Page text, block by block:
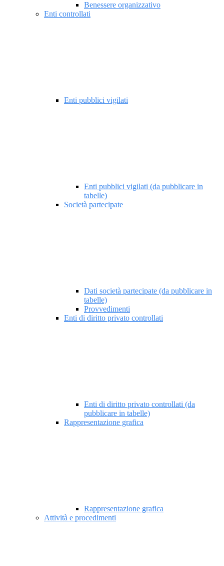
Benessere organizzativo
Enti controllati
Enti pubblici vigilati
Enti pubblici vigilati (da pubblicare in
tabelle)
Società partecipate
Dati società partecipate (da pubblicare in
tabelle)
Provvedimenti
Enti di diritto privato controllati
Enti di diritto privato controllati (da
pubblicare in tabelle)
Rappresentazione grafica
Rappresentazione grafica
Attività e procedimenti